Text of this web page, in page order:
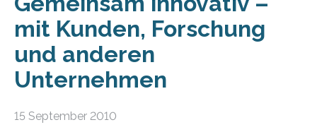
mit Kunden, Forschung
und anderen
Unternehmen
15 September 2010